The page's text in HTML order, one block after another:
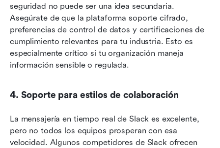
seguridad no puede ser una idea secundaria.
Asegúrate de que la plataforma soporte cifrado,
preferencias de control de datos y certificaciones de
cumplimiento relevantes para tu industria. Esto es
especialmente crítico si tu organización maneja
información sensible o regulada.
4. Soporte para estilos de colaboración
La mensajería en tiempo real de Slack es excelente,
pero no todos los equipos prosperan con esa
velocidad. Algunos competidores de Slack ofrecen